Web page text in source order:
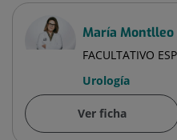
María Montlleo
FACULTATIVO
Urología
Ver ficha